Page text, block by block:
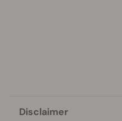
Disclaimer